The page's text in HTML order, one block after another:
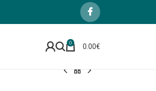
0 0.00€